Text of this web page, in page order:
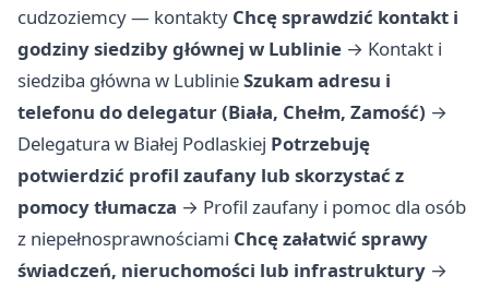
cudzoziemcy — kontakty Chcę sprawdzić kontakt i
godziny siedziby głównej w Lublinie → Kontakt i
siedziba główna w LublinieSzukam adresu i
telefonu do delegatur (Biała, Chełm, Zamość) →
Delegatura w Białej Podlaskiej Potrzebuję
potwierdzić profil zaufany lub skorzystać z
pomocy tłumacza → Profil zaufany i pomoc dla osób
z niepełnosprawnościami Chcę załatwić sprawy
świadczeń, nieruchomości lub infrastruktury →